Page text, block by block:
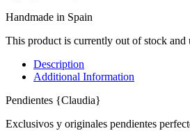
Handmade in Spain
This product is currently out of stock and
Description
Additional Information
Pendientes {Claudia}
Exclusivos y originales pendientes